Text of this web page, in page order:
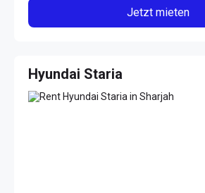
Jetzt mieten
Hyundai Staria